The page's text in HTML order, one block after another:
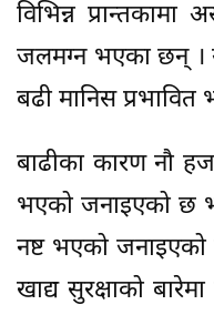
विभिन्न
जलमग्न भएका छन् ।
बढी मानिस
बाढीका कारण नौ
भएको जनाइएको छ
नष्ट भएको जनाइएको
खाद्य सुरक्षाको